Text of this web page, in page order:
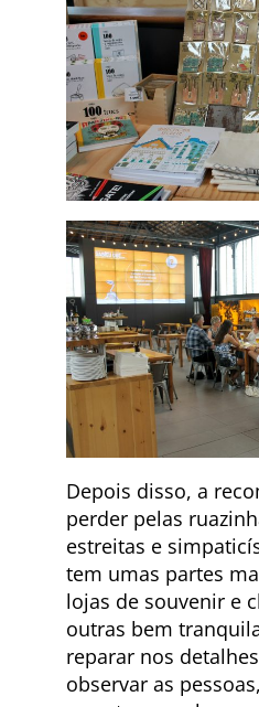
Depois disso, a
perder pelas
estreitas e
tem umas partes
lojas de souvenir e
outras bem
reparar nos
observar as